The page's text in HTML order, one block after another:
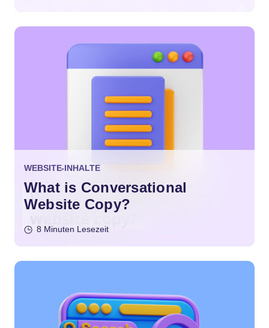
WEBSITE-INHALTE
What is Conversational
Website Copy?
8 Minuten Lesezeit